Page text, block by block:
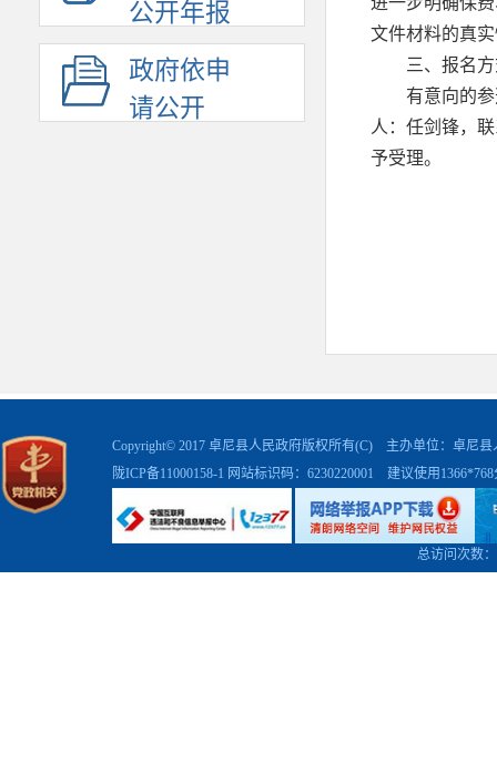
公开年报
政府依申
请公开
文件材料的真
三、报名
有意向的
人：任剑锋，
予受理。
Copyright© 2017 卓尼县人民政府版权所有(C) 主办单位：卓尼
陇ICP备11000158-1 网站标识码：6230220001 建议使用
总访问次数：